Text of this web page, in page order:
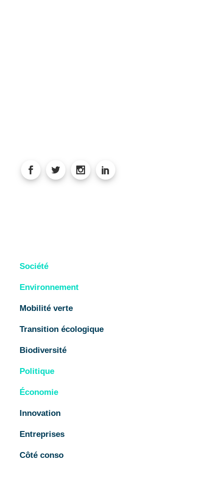
Société
Environnement
Mobilité verte
Transition écologique
Biodiversité
Politique
Économie
Innovation
Entreprises
Côté conso